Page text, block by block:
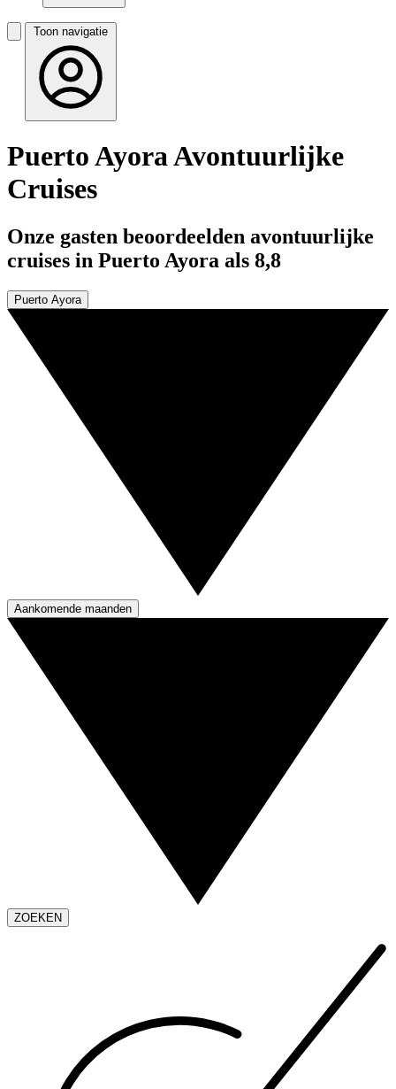
Toon navigatie
Puerto Ayora Avontuurlijke
Cruises
Onze gasten beoordeelden avontuurlijke
cruises in Puerto Ayora als 8,8
Puerto Ayora
Aankomende maanden
ZOEKEN